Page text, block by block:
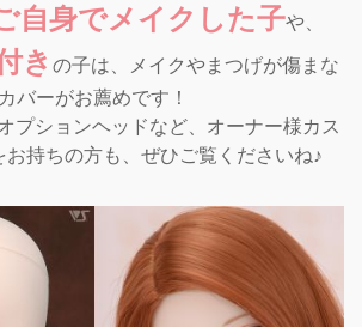
自身でメイクした子や、
き の子は、メイクやまつげが傷まな
バーがお薦めです！
プションヘッドなど、オーナー様カス
お持ちの方も、ぜひご覧くださいね♪